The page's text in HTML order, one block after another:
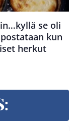
se oli
kun
herkut